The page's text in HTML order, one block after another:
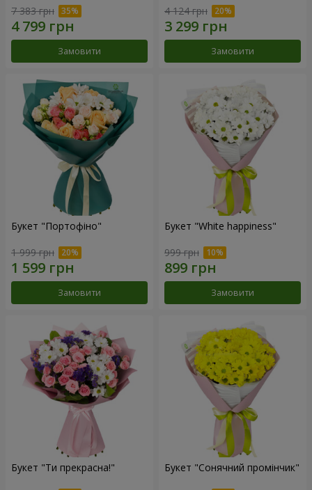
7 383 грн
Замовити
4 124 грн
Замовити
Букет "Портофіно"
1 999 грн
Замовити
Букет "White happiness"
999 грн
Замовити
Букет "Ти прекрасна!" Букет "Сонячний промінчик"